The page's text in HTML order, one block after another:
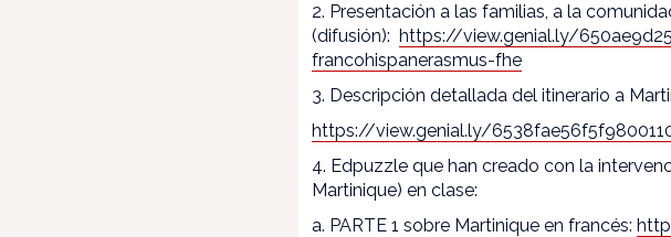
2. Presentación a las familias, a la
(difusión):https://view.genial.ly/
francohispanerasmus-fhe
3. Descripción detallada del itinerario a
https://view.genial.ly/
4. Edpuzzle que han creado con la
Martinique) en clase:
a. PARTE 1 sobre Martinique en francés: